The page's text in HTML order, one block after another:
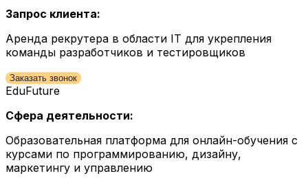
Запрос клиента:
Аренда рекрутера в области IT для укрепления
команды разработчиков и тестировщиков
Заказать звонок
EduFuture
Сфера деятельности:
Образовательная платформа для онлайн-обучения с
курсами по программированию, дизайну,
маркетингу и управлению